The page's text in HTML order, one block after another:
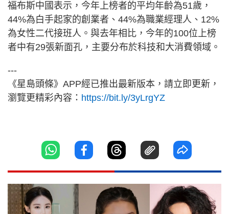
福布斯中國表示，今年上榜者的平均年齡為51歲，
44%為白手起家的創業者、44%為職業經理人、12%
為女性二代接班人。與去年相比，今年的100位上榜
者中有29張新面孔，主要分布於科技和大消費領域。
---
《星島頭條》APP經已推出最新版本，請立即更新，
瀏覽更精彩內容： https://bit.ly/3yLrgYZ